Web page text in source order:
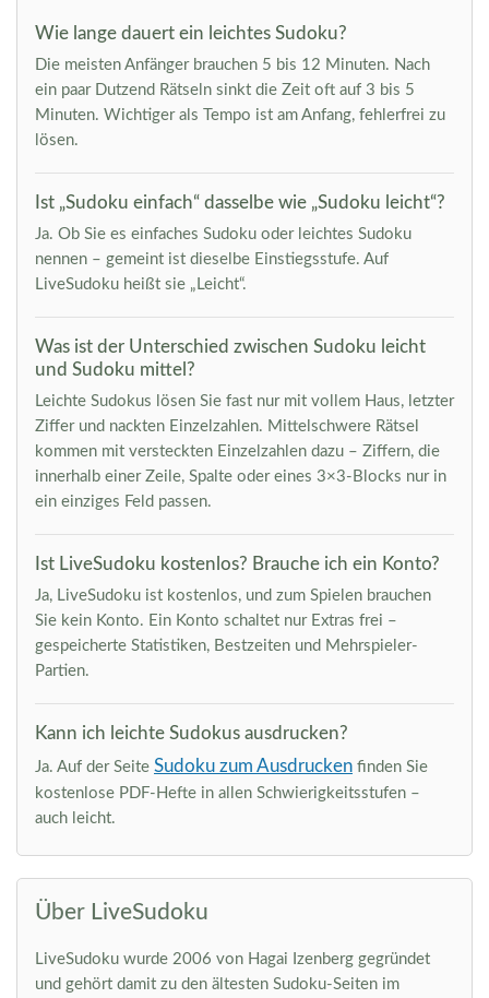
Wie lange dauert ein leichtes Sudoku?
Die meisten Anfänger brauchen 5 bis 12 Minuten. Nach
ein paar Dutzend Rätseln sinkt die Zeit oft auf 3 bis 5
Minuten. Wichtiger als Tempo ist am Anfang, fehlerfrei zu
lösen.
Ist „Sudoku einfach“ dasselbe wie „Sudoku leicht“?
Ja. Ob Sie es einfaches Sudoku oder leichtes Sudoku
nennen – gemeint ist dieselbe Einstiegsstufe. Auf
LiveSudoku heißt sie „Leicht“.
Was ist der Unterschied zwischen Sudoku leicht
und Sudoku mittel?
Leichte Sudokus lösen Sie fast nur mit vollem Haus, letzter
Ziffer und nackten Einzelzahlen. Mittelschwere Rätsel
kommen mit versteckten Einzelzahlen dazu – Ziffern, die
innerhalb einer Zeile, Spalte oder eines 3×3-Blocks nur in
ein einziges Feld passen.
Ist LiveSudoku kostenlos? Brauche ich ein Konto?
Ja, LiveSudoku ist kostenlos, und zum Spielen brauchen
Sie kein Konto. Ein Konto schaltet nur Extras frei –
gespeicherte Statistiken, Bestzeiten und Mehrspieler-
Partien.
Kann ich leichte Sudokus ausdrucken?
Ja. Auf der Seite Sudoku zum Ausdrucken finden Sie
kostenlose PDF-Hefte in allen Schwierigkeitsstufen –
auch leicht.
Über LiveSudoku
LiveSudoku wurde 2006 von Hagai Izenberg gegründet
und gehört damit zu den ältesten Sudoku-Seiten im